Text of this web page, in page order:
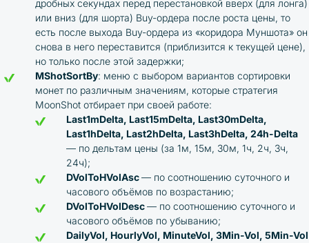
дробных секундах перед перестановкой вверх (для лонга)
или вниз (для шорта) Buy-ордера после роста цены, то
есть после выхода Buy-ордера из «коридора Муншота» он
снова в него переставится (приблизится к текущей цене),
но только после этой задержки;
MShotSortBy: меню с выбором вариантов сортировки
монет по различным значениям, которые стратегия
MoonShot отбирает при своей работе:
Last1mDelta, Last15mDelta, Last30mDelta,
Last1hDelta, Last2hDelta, Last3hDelta, 24h-Delta
— по дельтам цены (за 1м, 15м, 30м, 1ч, 2ч, 3ч,
24ч);
DVolToHVolAsc— по соотношению суточного и
часового объёмов по возрастанию;
DVolToHVolDesc— по соотношению суточного и
часового объёмов по убыванию;
DailyVol, HourlyVol, MinuteVol, 3Min-Vol, 5Min-Vol